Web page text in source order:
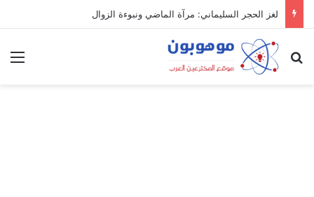
لغز الحجر السليماني: مرآة الماضي ونبوءة الزوال
بحث عن